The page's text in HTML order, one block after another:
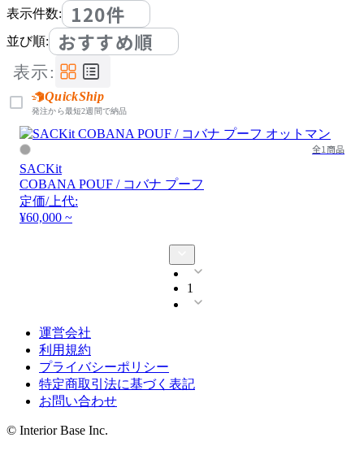
表示件数:
120件
並び順: おすすめ順
表示:
QuickShip
発注から最短2週間で納品
全1商品
SACKit
COBANA POUF / コバナ プーフ
定価/上代:
¥60,000 ~
1
運営会社
利用規約
プライバシーポリシー
特定商取引法に基づく表記
お問い合わせ
© Interior Base Inc.